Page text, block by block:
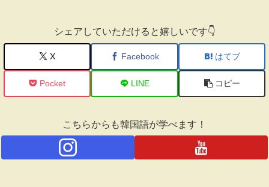
シェアしていただけると嬉しいです👇
X Facebook はてブ
Pocket LINE コピー
こちらからも韓国語が学べます！